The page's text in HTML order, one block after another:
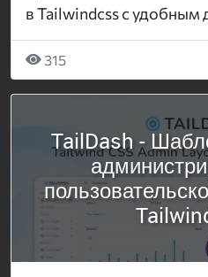
в Tailwindcss с удобным
315
TailDash -